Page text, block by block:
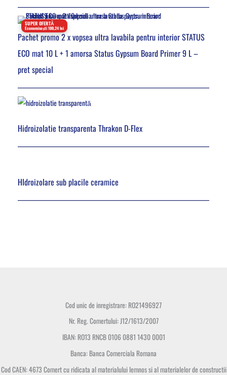
SUPER OFERTĂ
Economisești 100,24 lei
Pachet promo 2 x vopsea ultra lavabila pentru interior STATUS
ECO mat 10 L + 1 amorsa Status Gypsum Board Primer 9 L –
pret special
Hidroizolatie transparenta Thrakon D-Flex
HIdroizolare sub placile ceramice
Cod unic de inregistrare: RO21496927
Nr. Reg. Comertului: J12/1613/2007
IBAN: RO13 RNCB 0106 0881 1430 0001
Banca: Banca Comerciala Romana
Cod CAEN: 4673 Comert cu ridicata al materialului lemnos si al materialelor de constructii